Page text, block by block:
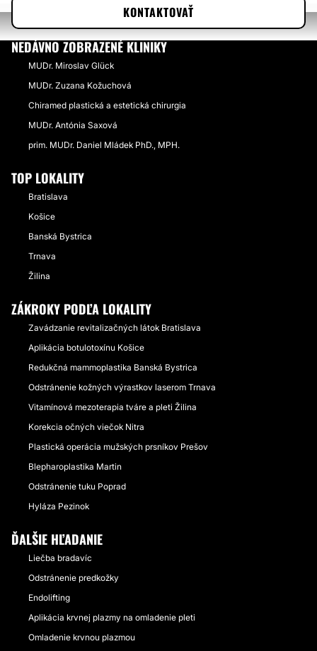
KONTAKTOVAŤ
NEDÁVNO ZOBRAZENÉ KLINIKY
MUDr. Miroslav Glück
MUDr. Zuzana Kožuchová
Chiramed plastická a estetická chirurgia
MUDr. Antónia Saxová
prim. MUDr. Daniel Mládek PhD., MPH.
TOP LOKALITY
Bratislava
Košice
Banská Bystrica
Trnava
Žilina
ZÁKROKY PODĽA LOKALITY
Zavádzanie revitalizačných látok Bratislava
Aplikácia botulotoxínu Košice
Redukčná mammoplastika Banská Bystrica
Odstránenie kožných výrastkov laserom Trnava
Vitamínová mezoterapia tváre a pleti Žilina
Korekcia očných viečok Nitra
Plastická operácia mužských prsníkov Prešov
Blepharoplastika Martin
Odstránenie tuku Poprad
Hyláza Pezinok
ĎALŠIE HĽADANIE
Liečba bradavíc
Odstránenie predkožky
Endolifting
Aplikácia krvnej plazmy na omladenie pleti
Omladenie krvnou plazmou